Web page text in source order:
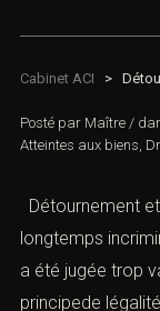
Cabinet ACI >
Posté par Maître /
Atteintes aux biens
Détournement et
longtemps
expression a été